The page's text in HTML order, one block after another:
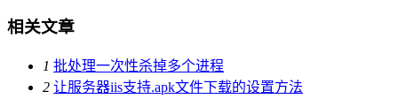
相关文章
1 批处理一次性杀掉多个进程
2 让服务器iis支持.apk文件下载的设置方法